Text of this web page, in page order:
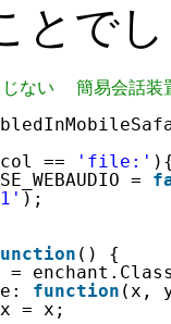
とで
ない  簡易会話装
== 'file:'
=
);
() {
=
function (x,
= x;